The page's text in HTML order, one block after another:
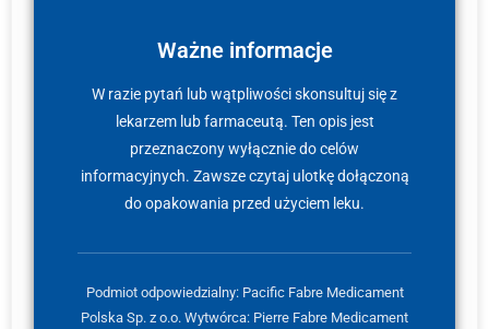
Ważne informacje
W razie pytań lub wątpliwości skonsultuj się z
lekarzem lub farmaceutą. Ten opis jest
przeznaczony wyłącznie do celów
informacyjnych. Zawsze czytaj ulotkę dołączoną
do opakowania przed użyciem leku.
Podmiot odpowiedzialny: Pacific Fabre Medicament
Polska Sp. z o.o. Wytwórca: Pierre Fabre Medicament